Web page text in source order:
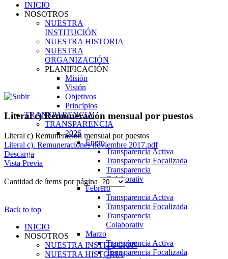
INICIO
NOSOTROS
NUESTRA
INSTITUCIÓN
NUESTRA HISTORIA
NUESTRA
ORGANIZACIÓN
PLANIFICACIÓN
Misión
Visión
Objetivos
Principios
TRANSPARENCIA
TRANSPARENCIA
2026
Enero
Transparencia Activa
Transparencia Focalizada
Transparencia
Colaborativ
Febrero
Transparencia Activa
Transparencia Focalizada
Transparencia
Colaborativ
Marzo
Transparencia Activa
Transparencia Focalizada
Literal c) Remuneración mensual por puestos
Literal c) Remuneración mensual por puestos
Literal c). Remuneraciones noviembre 2017.pdf
Descarga
Vista Previa
Cantidad de ítems por página
Back to top
INICIO
NOSOTROS
NUESTRA INSTITUCIÓN
NUESTRA HISTORIA